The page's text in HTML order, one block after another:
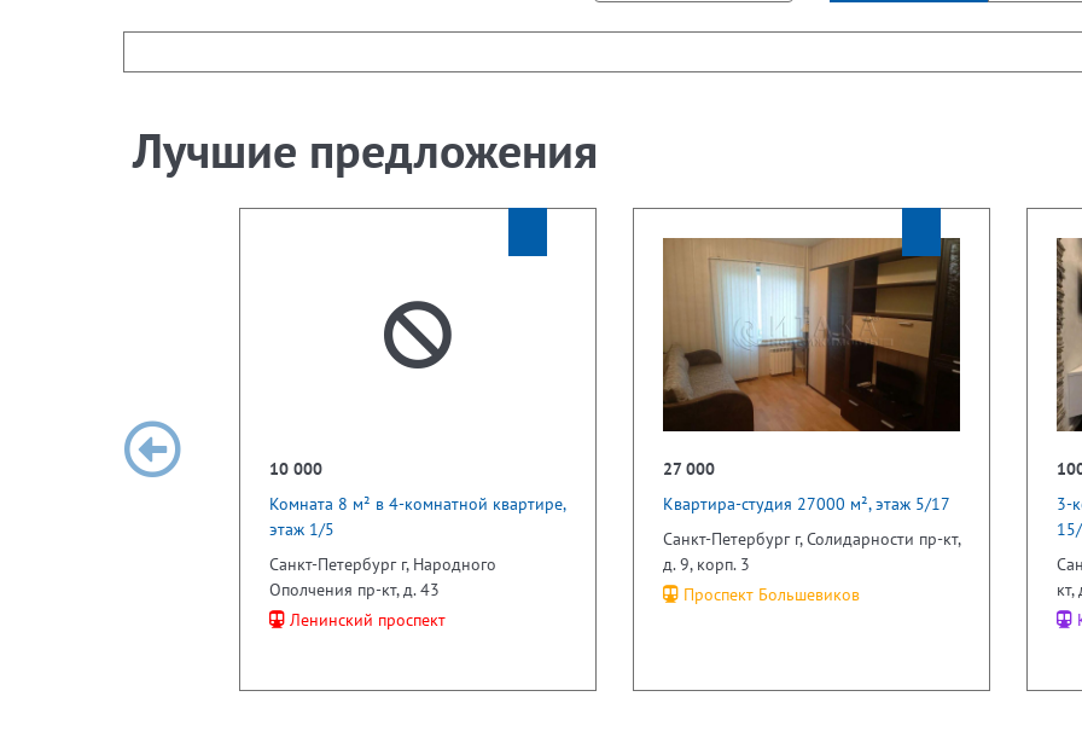
Лучшие предложения
10 000
Комната 8 м² в 4-комнатной квартире,
этаж 1/5
Санкт-Петербург г, Народного
Ополчения пр-кт, д. 43
Ленинский проспект
27 000
Квартира-студия 27000 м², этаж 5/17
Санкт-Петербург г, Солидарности пр-кт,
д. 9, корп. 3
Проспект Большевиков
3-